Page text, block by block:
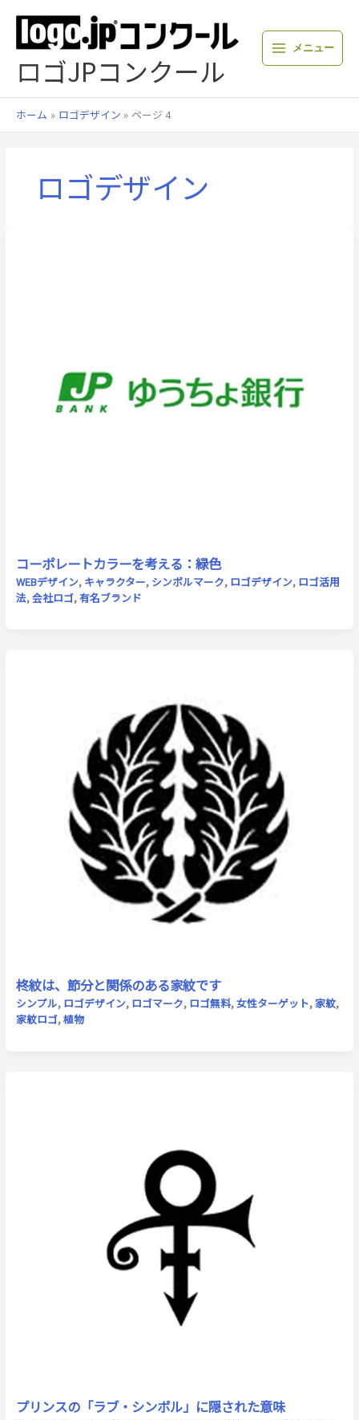
プ
ロゴJPコンクール
メニュー
ホーム ロゴデザイン ページ 4
ロゴデザイン
コーポレートカラーを考える：緑色
WEBデザイン, キャラクター, シンボルマーク, ロゴデザイン, ロゴ活用
法,会社ロゴ,有名ブランド
柊紋は、節分と関係のある家紋です
シンプル, ロゴデザイン, ロゴマーク, ロゴ無料,女性ターゲット,家紋,
家紋ロゴ,植物
プリンスの「ラブ・シンボル」に隠された意味